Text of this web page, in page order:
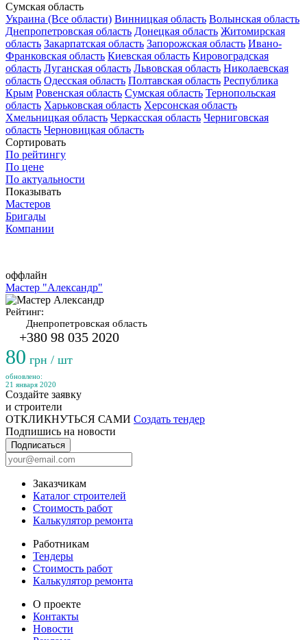
Сумская область
Украина (Все области) Винницкая область Волынская область
Днепропетровская область Донецкая область Житомирская
область Закарпатская область Запорожская область Ивано-
Франковская область Киевская область Кировоградская
область Луганская область Львовская область Николаевская
область Одесская область Полтавская область Республика
Крым Ровенская область Сумская область Тернопольская
область Харьковская область Херсонская область
Хмельницкая область Черкасская область Черниговская
область Черновицкая область
Сортировать
По рейтингу
По цене
По актуальности
Показывать
Мастеров
Бригады
Компании
оффлайн
Мастер "Александр"
Рейтинг:
Днепропетровская область
+380 98 035 2020
80 грн / шт
обновлено:
21 января 2020
Создайте заявку
и строители
ОТКЛИКНУТЬСЯ САМИ Создать тендер
Подпишись на новости
Подписаться
Заказчикам
Каталог строителей
Стоимость работ
Калькулятор ремонта
Работникам
Тендеры
Стоимость работ
Калькулятор ремонта
О проекте
Контакты
Новости